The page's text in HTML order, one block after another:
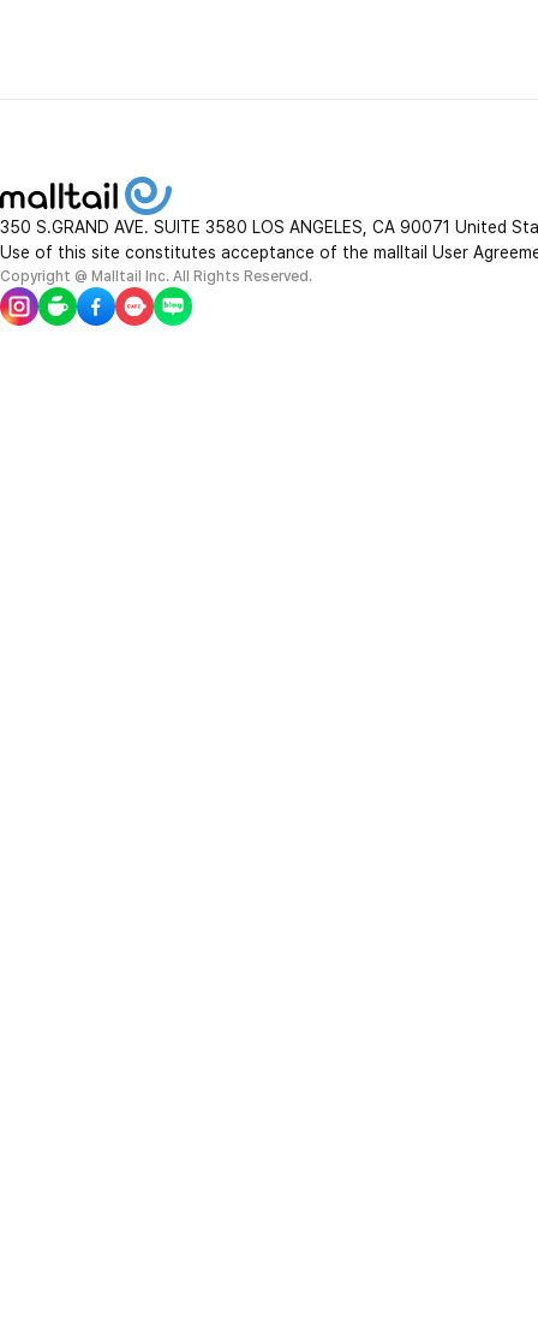
350 S.GRAND AVE. SUITE 3580 LOS ANGELES, CA 90071 United
Use of this site constitutes acceptance of the malltail User
Copyright @ Malltail Inc. All Rights Reserved.